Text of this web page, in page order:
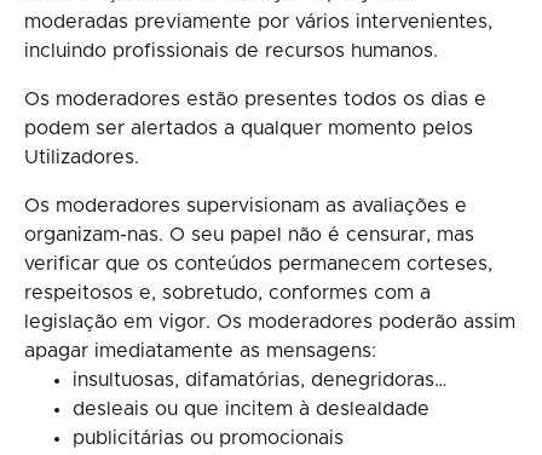
moderadas previamente por vários intervenientes,
incluindo profissionais de recursos humanos.
Os moderadores estão presentes todos os dias e
podem ser alertados a qualquer momento pelos
Utilizadores.
Os moderadores supervisionam as avaliações e
organizam-nas. O seu papel não é censurar, mas
verificar que os conteúdos permanecem corteses,
respeitosos e, sobretudo, conformes com a
legislação em vigor. Os moderadores poderão assim
apagar imediatamente as mensagens:
insultuosas, difamatórias, denegridoras…
desleais ou que incitem à deslealdade
publicitárias ou promocionais